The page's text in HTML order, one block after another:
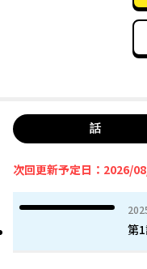
話
次回更新予定日：2026/
第